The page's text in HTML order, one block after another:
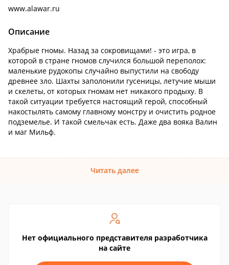
www.alawar.ru
Описание
Храбрые гномы. Назад за сокровищами! - это игра, в
которой в стране гномов случился большой переполох:
маленькие рудокопы случайно выпустили на свободу
древнее зло. Шахты заполонили гусеницы, летучие мыши
и скелеты, от которых гномам нет никакого продыху. В
такой ситуации требуется настоящий герой, способный
накостылять самому главному монстру и очистить родное
подземелье. И такой смельчак есть. Даже два вояка Валин
и маг Мильф.
Читать далее
Нет официального представителя разработчика
на сайте